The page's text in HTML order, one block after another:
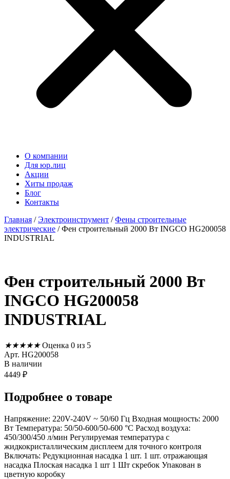
О компании
Для юр.лиц
Акции
Хиты продаж
Блог
Контакты
Главная /Электроинструмент /Фены строительные
электрические / Фен строительный 2000 Вт INGCO HG200058
INDUSTRIAL
Фен строительный 2000 Вт
INGCO HG200058
INDUSTRIAL
★★★★★ Оценка 0 из 5
Арт. HG200058
В наличии
4449 ₽
Подробнее о товаре
Напряжение: 220V-240V ~ 50/60 Гц Входная мощность: 2000
Вт Температура: 50/50-600/50-600 °C Расход воздуха:
450/300/450 л/мин Регулируемая температура с
жидкокристаллическим дисплеем для точного контроля
Включать: Редукционная насадка 1 шт. 1 шт. отражающая
насадка Плоская насадка 1 шт 1 Шт скребок Упакован в
цветную коробку